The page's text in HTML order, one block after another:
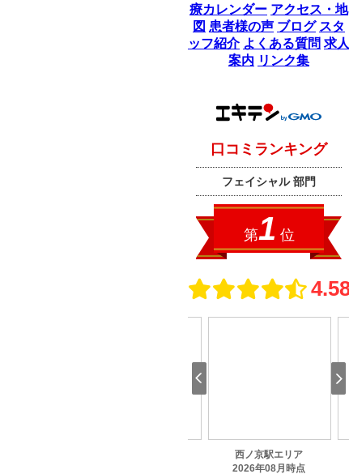
療カレンダー アクセス・地
図 患者様の声 ブログ スタ
ッフ紹介 よくある質問 求人
案内 リンク集